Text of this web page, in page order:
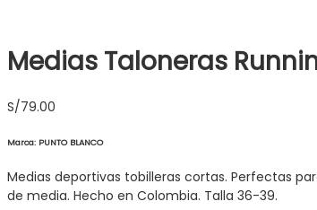
Medias Taloneras
S/79.00
Marca: PUNTO BLANCO
Medias deportivas tobilleras cortas. Perfectas
de media. Hecho en Colombia. Talla 36-39.